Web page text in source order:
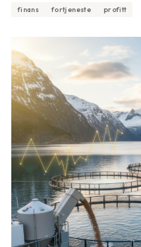
finans fortjeneste profitt